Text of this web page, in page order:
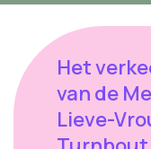
Het
van de
Lieve-